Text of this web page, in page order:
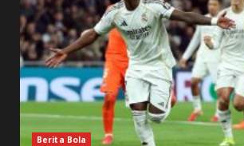
Berita Bola